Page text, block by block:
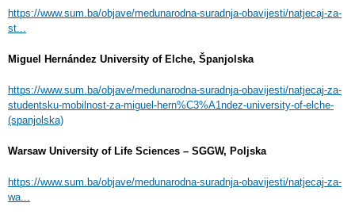
https://www.sum.ba/objave/medunarodna-suradnja-obavijesti/natjecaj-za-
st...
Miguel Hernández University of Elche, Španjolska
https://www.sum.ba/objave/medunarodna-suradnja-obavijesti/natjecaj-za-
studentsku-mobilnost-za-miguel-hern%C3%A1ndez-university-of-elche-
(spanjolska)
Warsaw University of Life Sciences – SGGW, Poljska
https://www.sum.ba/objave/medunarodna-suradnja-obavijesti/natjecaj-za-
wa...